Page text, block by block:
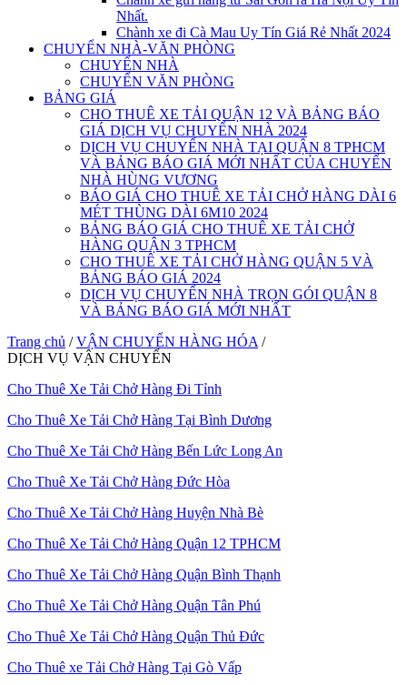
Nhất.
Chành xe đi Cà Mau Uy Tín Giá Rẻ Nhất 2024
CHUYỂN NHÀ-VĂN PHÒNG
CHUYỂN NHÀ
CHUYỂN VĂN PHÒNG
BẢNG GIÁ
CHO THUÊ XE TẢI QUẬN 12 VÀ BẢNG BÁO
GIÁ DỊCH VỤ CHUYỂN NHÀ 2024
DỊCH VỤ CHUYỂN NHÀ TẠI QUẬN 8 TPHCM
VÀ BẢNG BÁO GIÁ MỚI NHẤT CỦA CHUYỂN
NHÀ HÙNG VƯƠNG
BÁO GIÁ CHO THUÊ XE TẢI CHỞ HÀNG DÀI 6
MÉT THÙNG DÀI 6M10 2024
BẢNG BÁO GIÁ CHO THUÊ XE TẢI CHỞ
HÀNG QUẬN 3 TPHCM
CHO THUÊ XE TẢI CHỞ HÀNG QUẬN 5 VÀ
BẢNG BÁO GIÁ 2024
DỊCH VỤ CHUYỂN NHÀ TRỌN GÓI QUẬN 8
VÀ BẢNG BÁO GIÁ MỚI NHẤT
Trang chủ / VẬN CHUYỂN HÀNG HÓA /
DỊCH VỤ VẬN CHUYỂN
Cho Thuê Xe Tải Chở Hàng Đi Tỉnh
Cho Thuê Xe Tải Chở Hàng Tại Bình Dương
Cho Thuê Xe Tải Chở Hàng Bến Lức Long An
Cho Thuê Xe Tải Chở Hàng Đức Hòa
Cho Thuê Xe Tải Chở Hàng Huyện Nhà Bè
Cho Thuê Xe Tải Chở Hàng Quận 12 TPHCM
Cho Thuê Xe Tải Chở Hàng Quận Bình Thạnh
Cho Thuê Xe Tải Chở Hàng Quận Tân Phú
Cho Thuê Xe Tải Chở Hàng Quận Thủ Đức
Cho Thuê xe Tải Chở Hàng Tại Gò Vấp